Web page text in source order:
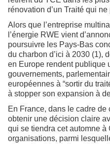
rénovation d’un Traité qui
Alors que l’entreprise
l’énergie RWE vient
poursuivre les Pays-Bas
du charbon d’ici à 2030 (1),
en Europe rendent publique
gouvernements,
européennes à “sortir du
à stopper son expansion à
En France, dans le cadre
obtenir une décision claire
qui se tiendra cet automne
organisations, parmi